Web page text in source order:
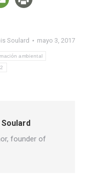
Soulard mayo 3, 2017
ambiental
founder of